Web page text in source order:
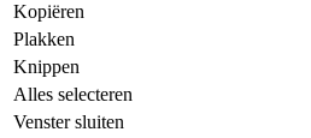
Kopiëren
Plakken
Knippen
Alles selecteren
Venster sluiten